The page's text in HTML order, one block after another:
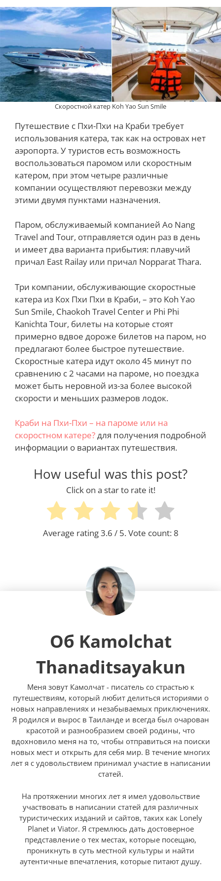
Скоростной катер Koh Yao Sun Smile
Путешествие с Пхи-Пхи на Краби требует
использования катера, так как на островах нет
аэропорта. У туристов есть возможность
воспользоваться паромом или скоростным
катером, при этом четыре различные
компании осуществляют перевозки между
этими двумя пунктами назначения.
Паром, обслуживаемый компанией Ao Nang
Travel and Tour, отправляется один раз в день
и имеет два варианта прибытия: плавучий
причал East Railay или причал Nopparat Thara.
Три компании, обслуживающие скоростные
катера из Кох Пхи Пхи в Краби, – это Koh Yao
Sun Smile, Chaokoh Travel Center и Phi Phi
Kanichta Tour, билеты на которые стоят
примерно вдвое дороже билетов на паром, но
предлагают более быстрое путешествие.
Скоростные катера идут около 45 минут по
сравнению с 2 часами на пароме, но поездка
может быть неровной из-за более высокой
скорости и меньших размеров лодок.
Краби на Пхи-Пхи – на пароме или на
скоростном катере?для получения подробной
информации о вариантах путешествия.
How useful was this post?
Click on a star to rate it!
Average rating3.6 / 5. Vote count: 8
Об Kamolchat
Thanaditsayakun
Меня зовут Камолчат - писатель со страстью к
путешествиям, который любит делиться историями о
новых направлениях и незабываемых приключениях.
Я родился и вырос в Таиланде и всегда был очарован
красотой и разнообразием своей родины, что
вдохновило меня на то, чтобы отправиться на поиски
новых мест и открыть для себя мир. В течение многих
лет я с удовольствием принимал участие в написании
статей.
На протяжении многих лет я имел удовольствие
участвовать в написании статей для различных
туристических изданий и сайтов, таких как Lonely
Planet и Viator. Я стремлюсь дать достоверное
представление о тех местах, которые посещаю,
проникнуть в суть местной культуры и найти
аутентичные впечатления, которые питают душу.